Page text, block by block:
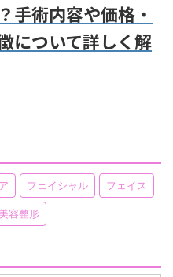
手術内容や価格・
について詳しく解
フェイシャル フェイス
美容整形